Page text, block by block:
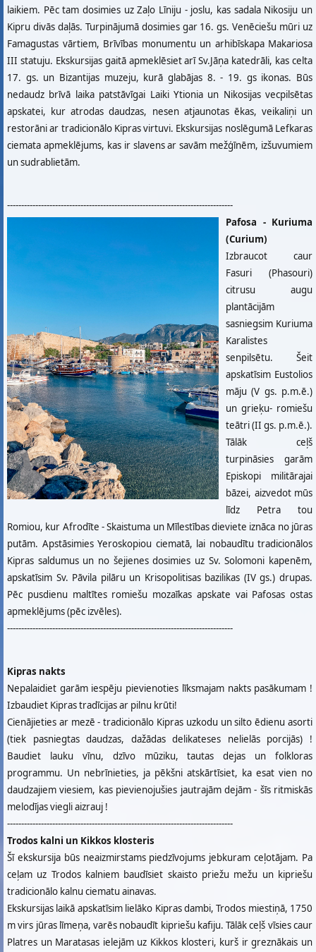
laikiem. Pēc tam dosimies uz Zaļo Līniju - joslu, kas sadala Nikosiju un
Kipru divās daļās. Turpinājumā dosimies gar 16. gs. Venēciešu mūri uz
Famagustas vārtiem, Brīvības monumentu un arhibīskapa Makariosa
III statuju. Ekskursijas gaitā apmeklēsiet arī Sv.Jāņa katedrāli, kas celta
17. gs. un Bizantijas muzeju, kurā glabājas 8. - 19. gs ikonas. Būs
nedaudz brīvā laika patstāvīgai Laiki Ytionia un Nikosijas vecpilsētas
apskatei, kur atrodas daudzas, nesen atjaunotas ēkas, veikaliņi un
restorāni ar tradicionālo Kipras virtuvi. Ekskursijas noslēgumā Lefkaras
ciemata apmeklējums, kas ir slavens ar savām mežģīnēm, izšuvumiem
un sudrablietām.
--------------------------------------------------------------------------------
Pafosa - Kuriuma
(Curium)
Izbraucot caur
Fasuri (Phasouri)
citrusu augu
plantācijām
sasniegsim Kuriuma
Karalistes
senpilsētu. Šeit
apskatīsim Eustolios
māju (V gs. p.m.ē.)
un grieķu- romiešu
teātri (II gs. p.m.ē.).
Tālāk ceļš
turpināsies garām
Episkopi militārajai
bāzei, aizvedot mūs
līdz Petra tou
Romiou, kur Afrodīte - Skaistuma un Mīlestības dieviete iznāca no jūras
putām. Apstāsimies Yeroskopiou ciematā, lai nobaudītu tradicionālos
Kipras saldumus un no šejienes dosimies uz Sv. Solomoni kapenēm,
apskatīsim Sv. Pāvila pilāru un Krisopolitisas bazilikas (IV gs.) drupas.
Pēc pusdienu maltītes romiešu mozaīkas apskate vai Pafosas ostas
apmeklējums (pēc izvēles).
--------------------------------------------------------------------------------
Kipras nakts
Nepalaidiet garām iespēju pievienoties līksmajam nakts pasākumam !
Izbaudiet Kipras tradīcijas ar pilnu krūti!
Cienājieties ar mezē - tradicionālo Kipras uzkodu un silto ēdienu asorti
(tiek pasniegtas daudzas, dažādas delikateses nelielās porcijās) !
Baudiet lauku vīnu, dzīvo mūziku, tautas dejas un folkloras
programmu. Un nebrīnieties, ja pēkšni atskārtīsiet, ka esat vien no
daudzajiem viesiem, kas pievienojušies jautrajām dejām - šīs ritmiskās
melodījas viegli aizrauj !
--------------------------------------------------------------------------------
Trodos kalni un Kikkos klosteris
Šī ekskursija būs neaizmirstams piedzīvojums jebkuram ceļotājam. Pa
ceļam uz Trodos kalniem baudīsiet skaisto priežu mežu un kipriešu
tradicionālo kalnu ciematu ainavas.
Ekskursijas laikā apskatīsim lielāko Kipras dambi, Trodos miestiņā, 1750
m virs jūras līmeņa, varēs nobaudīt kipriešu kafiju. Tālāk ceļš vīsies caur
Platres un Maratasas ielejām uz Kikkos klosteri, kurš ir greznākais un